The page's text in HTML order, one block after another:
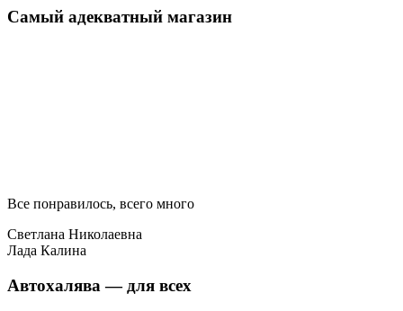
Самый адекватный магазин
Все понравилось, всего много
Светлана Николаевна
Лада Калина
Автохалява — для всех